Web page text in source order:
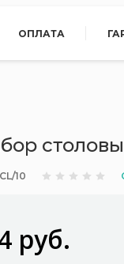
ОПЛАТА
10
руб.